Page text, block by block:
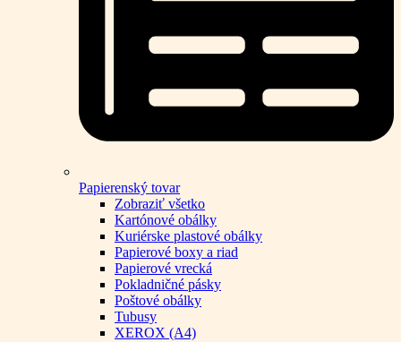
Papierenský tovar
Zobraziť všetko
Kartónové obálky
Kuriérske plastové obálky
Papierové boxy a riad
Papierové vrecká
Pokladničné pásky
Poštové obálky
Tubusy
XEROX (A4)